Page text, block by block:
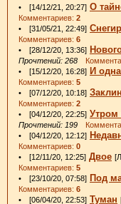
• [14/12/21, 20:27] О
Комментариев: 2
• [31/05/21, 22:49]
Комментариев: 6
• [28/12/20, 13:36]
Прочтений: 268
• [15/12/20, 16:28] И
Комментариев: 5
• [07/12/20, 10:18]
Комментариев: 2
• [04/12/20, 22:25] Утром
Прочтений: 199
• [04/12/20, 12:12]
Комментариев: 0
• [12/11/20, 12:25] Двое
Комментариев: 5
• [23/10/20, 07:58] Под
Комментариев: 6
• [06/04/20, 22:53] Туман